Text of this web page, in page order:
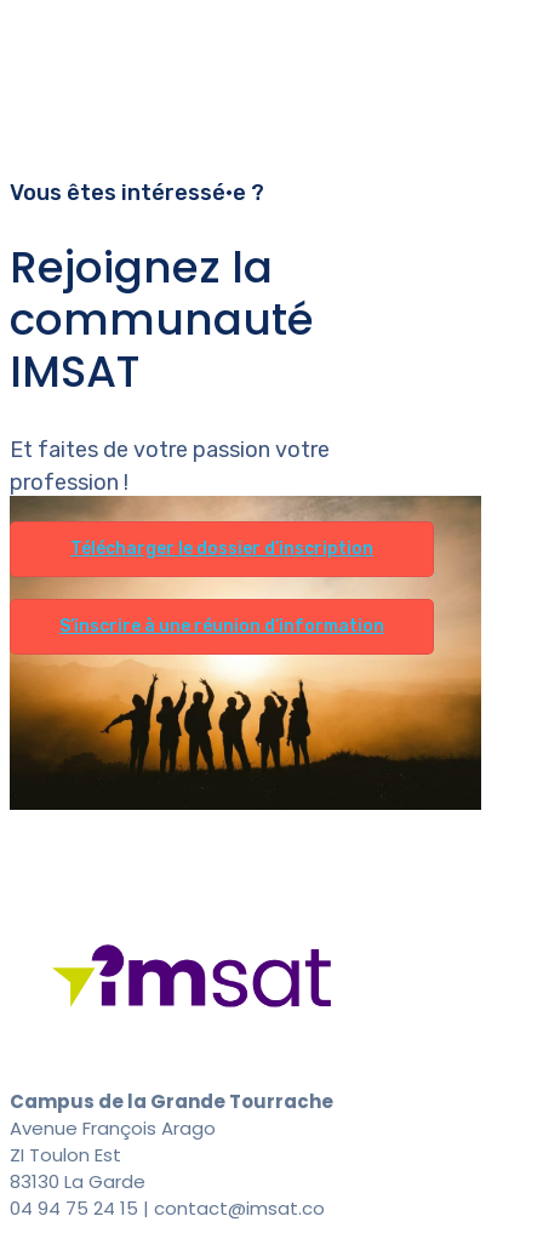
Vous êtes intéressé•e ?
Rejoignez la
communauté
IMSAT
Et faites de votre passion votre
profession !
Télécharger le dossier d’inscription
S’inscrire à une réunion d’information
Campus de la Grande Tourrache
Avenue François Arago
ZI Toulon Est
83130 La Garde
04 94 75 24 15 | contact@imsat.co